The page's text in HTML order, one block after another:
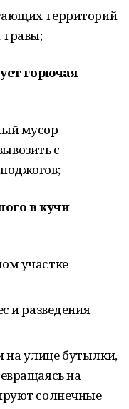
территорий
травы;
горючая
мусор
с
в кучи
участке
и разведения
на улице бутылки,
на
солнечные